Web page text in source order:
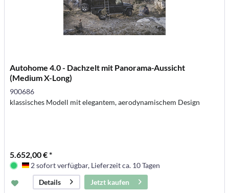
Autohome 4.0 - Dachzelt mit Panorama-Aussicht
(Medium X-Long)
900686
klassisches Modell mit elegantem, aerodynamischem Design
5.652,00 € *
Deutschland
2 sofort verfügbar, Lieferzeit ca. 10 Tagen
Details
Jetzt kaufen